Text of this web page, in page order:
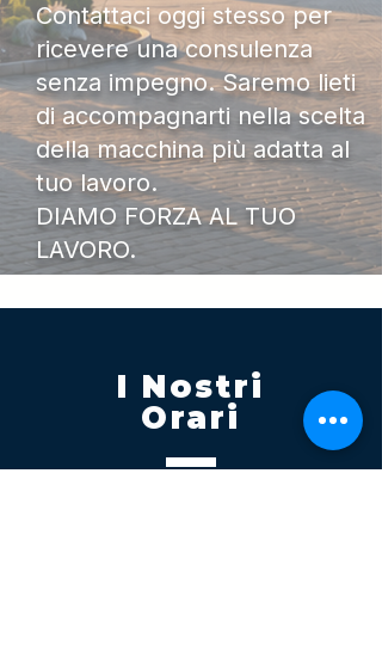
Contattaci oggi stesso per
ricevere una consulenza
senza impegno. Saremo lieti
di accompagnarti nella scelta
della macchina più adatta al
tuo lavoro.
DIAMO FORZA AL TUO
LAVORO.
I Nostri
Orari